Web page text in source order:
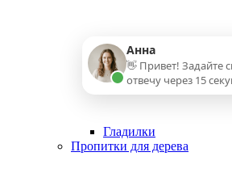
Гладилки
Пропитки для дерева
Анна
👋 Привет! Задайте
отвечу через 15